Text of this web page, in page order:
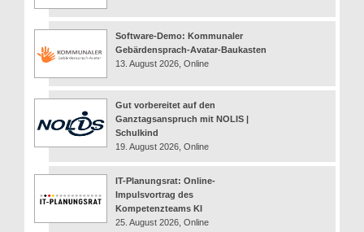
Software-Demo: Kommunaler
Gebärdensprach-Avatar-Baukasten
13. August 2026, Online
Gut vorbereitet auf den
Ganztagsanspruch mit NOLIS |
Schulkind
19. August 2026, Online
IT-Planungsrat: Online-
Impulsvortrag des
Kompetenzteams KI
25. August 2026, Online